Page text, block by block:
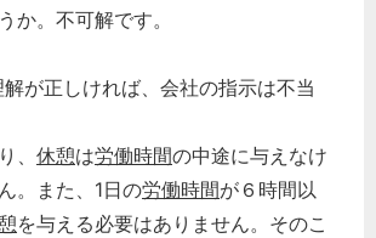
か。不可解です。
正しければ、会社の指示は不当
、 休憩は労働時間の中途に与えなけ
。また、1日の労働時間が６時間以
を与える必要はありません。そのこ